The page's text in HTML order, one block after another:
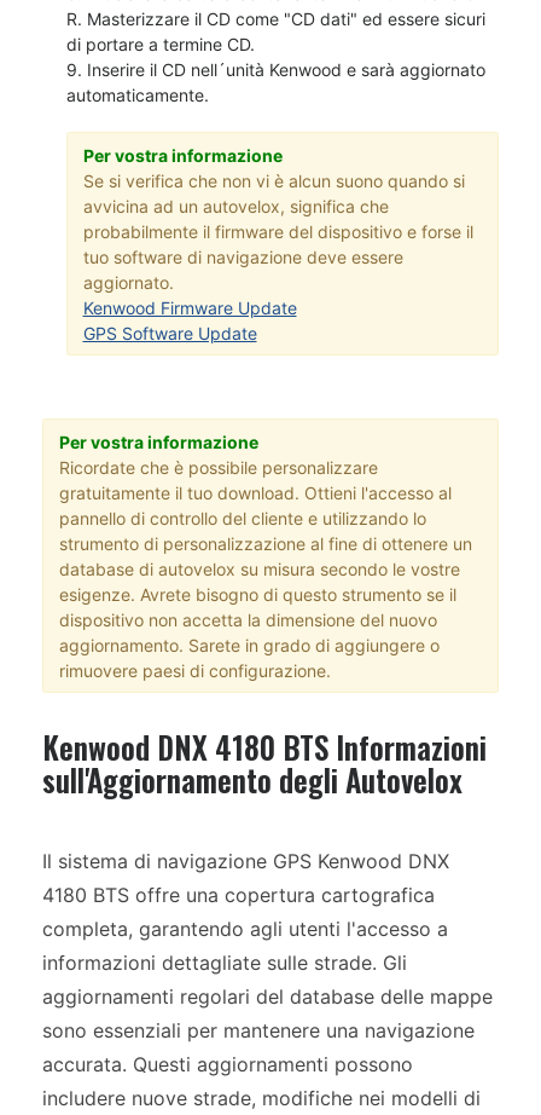
R. Masterizzare il CD come "CD dati" ed essere sicuri
di portare a termine CD.
9. Inserire il CD nell´unità Kenwood e sarà aggiornato
automaticamente.
Per vostra informazione
Se si verifica che non vi è alcun suono quando si
avvicina ad un autovelox, significa che
probabilmente il firmware del dispositivo e forse il
tuo software di navigazione deve essere
aggiornato.
Kenwood Firmware Update
GPS Software Update
Per vostra informazione
Ricordate che è possibile personalizzare
gratuitamente il tuo download. Ottieni l'accesso al
pannello di controllo del cliente e utilizzando lo
strumento di personalizzazione al fine di ottenere un
database di autovelox su misura secondo le vostre
esigenze. Avrete bisogno di questo strumento se il
dispositivo non accetta la dimensione del nuovo
aggiornamento. Sarete in grado di aggiungere o
rimuovere paesi di configurazione.
Kenwood DNX 4180 BTS Informazioni
sull'Aggiornamento degli Autovelox
Il sistema di navigazione GPS Kenwood DNX
4180 BTS offre una copertura cartografica
completa, garantendo agli utenti l'accesso a
informazioni dettagliate sulle strade. Gli
aggiornamenti regolari del database delle mappe
sono essenziali per mantenere una navigazione
accurata. Questi aggiornamenti possono
includere nuove strade, modifiche nei modelli di